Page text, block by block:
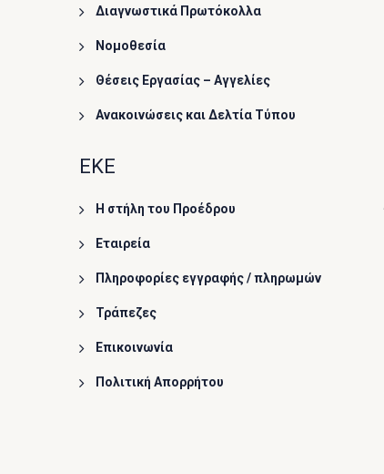
Διαγνωστικά Πρωτόκολλα
Νομοθεσία
Θέσεις Εργασίας – Αγγελίες
Ανακοινώσεις και Δελτία Τύπου
ΕΚΕ
Η στήλη του Προέδρου
Εταιρεία
Πληροφορίες εγγραφής / πληρωμών
Τράπεζες
Επικοινωνία
Πολιτική Απορρήτου